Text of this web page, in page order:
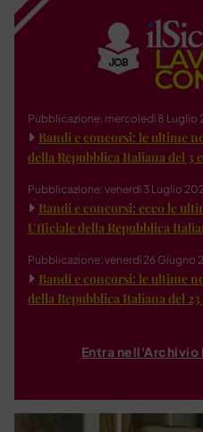
Pubblicazione: mercoledì 8 Luglio
Bandi e concorsi: le ultime
della Repubblica Italiana del 3
Pubblicazione: venerdì 3 Luglio
Bandi e concorsi: ecco le
Ufficiale della Repubblica
Pubblicazione: venerdì 26 Giugno
Bandi e concorsi: le ultime
della Repubblica Italiana del
Entra nell'Archivio